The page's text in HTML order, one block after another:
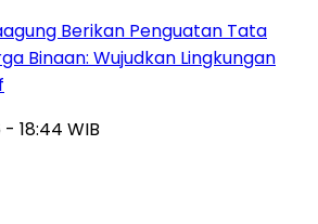
Berikan Penguatan Tata
Binaan: Wujudkan Lingkungan
18:44 WIB